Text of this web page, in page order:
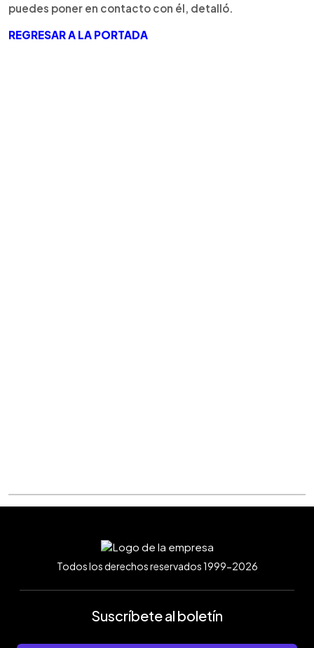
puedes poner en contacto con él, detalló.
REGRESAR A LA PORTADA
Todos los derechos reservados 1999-2026
Suscríbete al boletín